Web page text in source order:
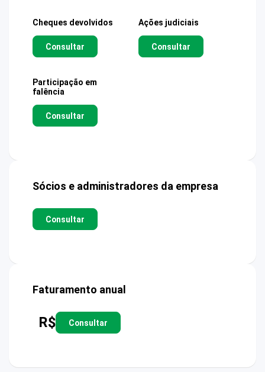
Cheques devolvidos
Consultar
Ações judiciais
Consultar
Participação em
falência
Consultar
Sócios e administradores da empresa
Consultar
Faturamento anual
R$ Consultar